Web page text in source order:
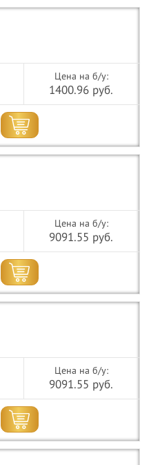
Цена на б/у:
1400.96 руб.
Цена на б/у:
9091.55 руб.
Цена на б/у:
9091.55 руб.